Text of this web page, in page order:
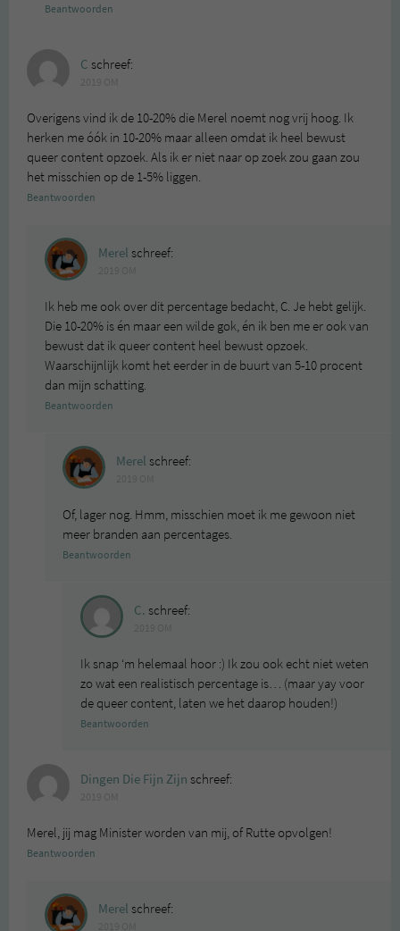
Beantwoorden
C schreef:
Overigens vind ik de 10-20% die Merel noemt nog vrij hoog. Ik
herken me óók in 10-20% maar alleen omdat ik heel bewust
queer content opzoek. Als ik er niet naar op zoek zou gaan zou
het misschien op de 1-5% liggen.
Beantwoorden
Merel schreef:
Ik heb me ook over dit percentage bedacht, C. Je hebt gelijk.
Die 10-20% is én maar een wilde gok, én ik ben me er ook van
bewust dat ik queer content heel bewust opzoek.
Waarschijnlijk komt het eerder in de buurt van 5-10 procent
dan mijn schatting.
Beantwoorden
Merel schreef:
Of, lager nog. Hmm, misschien moet ik me gewoon niet
meer branden aan percentages.
Beantwoorden
C. schreef:
Ik snap ‘m helemaal hoor :) Ik zou ook echt niet weten
zo wat een realistisch percentage is… (maar yay voor
de queer content, laten we het daarop houden!)
Beantwoorden
Dingen Die Fijn Zijn schreef:
Merel, jij mag Minister worden van mij, of Rutte opvolgen!
Beantwoorden
Merel schreef: